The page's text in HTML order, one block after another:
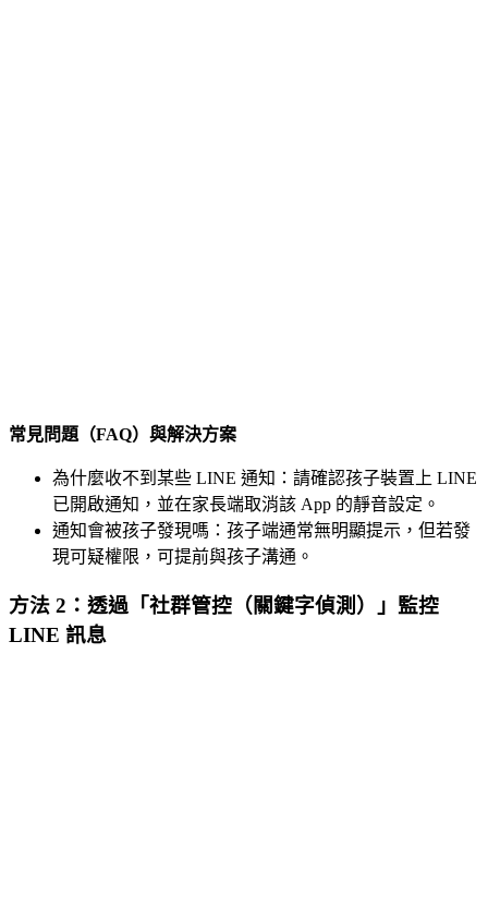
常見問題（FAQ）與解決方案
為什麼收不到某些 LINE 通知：請確認孩子裝置上 LINE
已開啟通知，並在家長端取消該 App 的靜音設定。
通知會被孩子發現嗎：孩子端通常無明顯提示，但若發
現可疑權限，可提前與孩子溝通。
方法 2：透過「社群管控（關鍵字偵測）」監控
LINE 訊息